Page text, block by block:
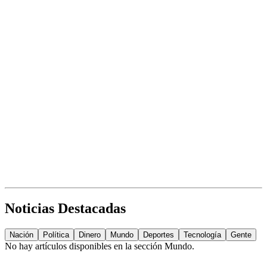
Noticias Destacadas
Nación Política Dinero Mundo Deportes Tecnología Gente
No hay artículos disponibles en la sección Mundo.